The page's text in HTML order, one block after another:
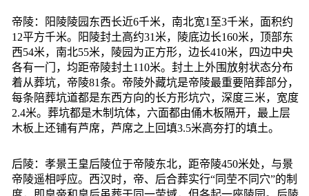
帝陵：阳陵陵园东西长近6千米，南北宽1至3千米，面积约
12平方千米。阳陵封土高约31米，陵底边长160米，顶部东
西54米，南北55米，陵园为正方形，边长410米，四边中央
各有一门，均距帝陵封土110米。封土上外围放射状态分布
着从葬坑，帝陵81条。帝陵外藏坑是帝陵最重要陪葬部分，
每条陪葬坑道都是东西方向的长方形坑穴，深度三米，宽度
2.4米。葬坑都是木制坑体，六面都由俑木板隔开，最上层
木板上还铺有芦席，芦席之上回填3.5米高夯打的填土。
后陵：孝景王皇后陵位于帝陵东北，距帝陵450米处，与景
帝陵遥相呼应。西汉时，帝、后合葬实行“同茔不同穴”的制